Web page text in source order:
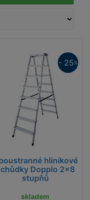
se
-
hliníkové
Dopplo 2x8
stupňů
skladem
- 25%